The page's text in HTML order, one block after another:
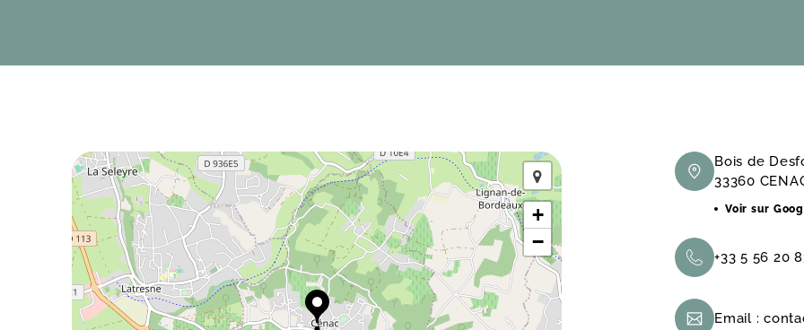
+
−
Bois de
33360
Voir sur
+33 5 56 20
Email :